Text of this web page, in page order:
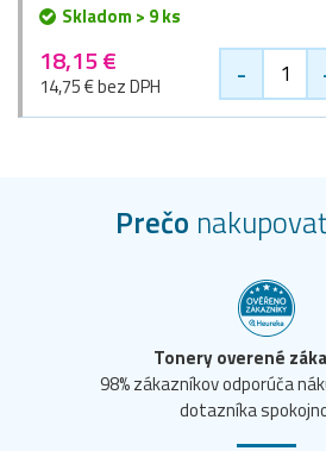
Skladom > 9 ks
18,15 €
14,75 € bez DPH -
Prečo
Tonery overené
98% zákazníkov odporúča
dotazníka